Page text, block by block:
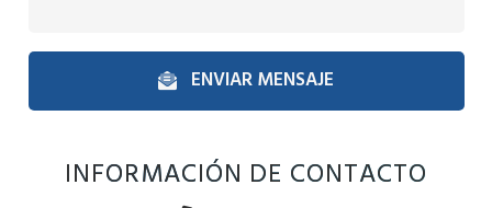
ENVIAR MENSAJE
INFORMACIÓN DE CONTACTO